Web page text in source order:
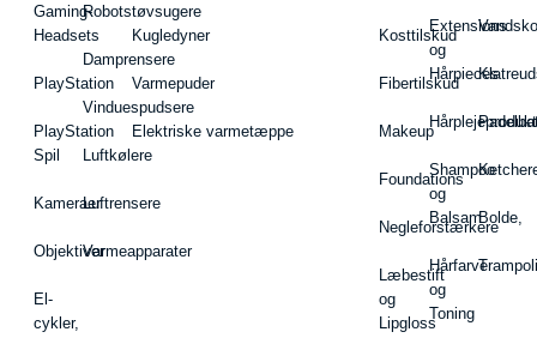
Gaming-
Headsets
PlayStation
PlayStation
Spil
Kameraer
Objektiver
El-
cykler,
Robotstøvsugere
Damprensere
Vinduespudsere
Luftkølere
Luftrensere
Varmeapparater
Kugledyner
Varmepuder
Elektriske varmetæppe
Kosttilskud
Fibertilskud
Makeup
Foundations
Negleforstærkere
Læbestift
og
Lipgloss
Extensions
og
Hårpieces
Shampoo
og
Balsam
Hårfarve
og
Toning
Vandsko
Bolde,